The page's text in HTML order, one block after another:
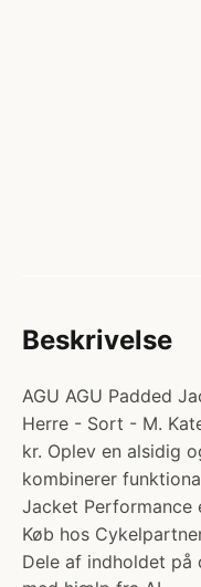
Beskrivelse
AGU AGU Padded
Herre - Sort - M.
kr. Oplev en alsidig
kombinerer
Jacket Performance
Køb hos
Dele af indholdet på